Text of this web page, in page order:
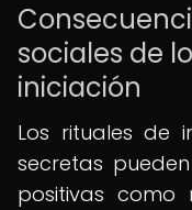
sociales de
iniciación
Los rituales de
secretas
positivas como